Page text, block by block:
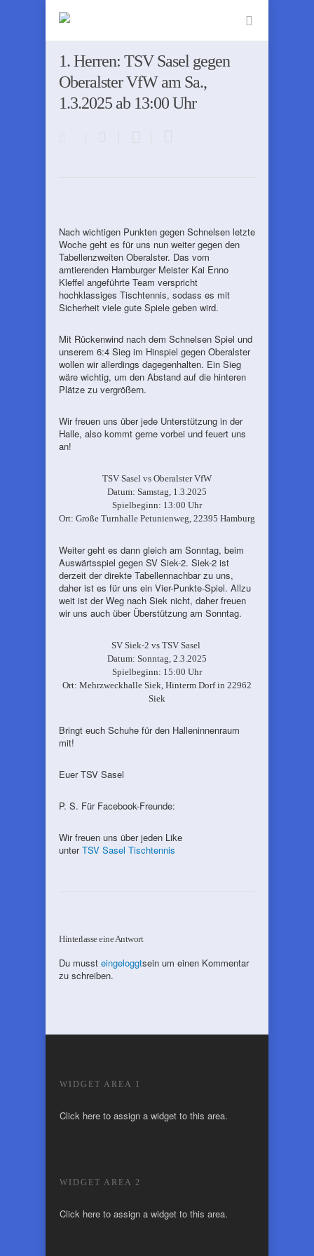
1. Herren: TSV Sasel gegen
Oberalster VfW am Sa.,
1.3.2025 ab 13:00 Uhr
Nach wichtigen Punkten gegen Schnelsen letzte
Woche geht es für uns nun weiter gegen den
Tabellenzweiten Oberalster. Das vom
amtierenden Hamburger Meister Kai Enno
Kleffel angeführte Team verspricht
hochklassiges Tischtennis, sodass es mit
Sicherheit viele gute Spiele geben wird.
Mit Rückenwind nach dem Schnelsen Spiel und
unserem 6:4 Sieg im Hinspiel gegen Oberalster
wollen wir allerdings dagegenhalten. Ein Sieg
wäre wichtig, um den Abstand auf die hinteren
Plätze zu vergrößern.
Wir freuen uns über jede Unterstützung in der
Halle, also kommt gerne vorbei und feuert uns
an!
TSV Sasel vs Oberalster VfW
Datum: Samstag, 1.3.2025
Spielbeginn: 13:00 Uhr
Ort: Große Turnhalle Petunienweg, 22395 Hamburg
Weiter geht es dann gleich am Sonntag, beim
Auswärtsspiel gegen SV Siek-2. Siek-2 ist
derzeit der direkte Tabellennachbar zu uns,
daher ist es für uns ein Vier-Punkte-Spiel. Allzu
weit ist der Weg nach Siek nicht, daher freuen
wir uns auch über Überstützung am Sonntag.
SV Siek-2 vs TSV Sasel
Datum: Sonntag, 2.3.2025
Spielbeginn: 15:00 Uhr
Ort: Mehrzweckhalle Siek, Hinterm Dorf in 22962
Siek
Bringt euch Schuhe für den Halleninnenraum
mit!
Euer TSV Sasel
P. S. Für Facebook-Freunde:
Wir freuen uns über jeden Like
unterTSV Sasel Tischtennis
Hinterlasse eine Antwort
Du musst eingeloggtsein um einen Kommentar
zu schreiben.
WIDGET AREA 1
Click here to assign a widget to this area.
WIDGET AREA 2
Click here to assign a widget to this area.